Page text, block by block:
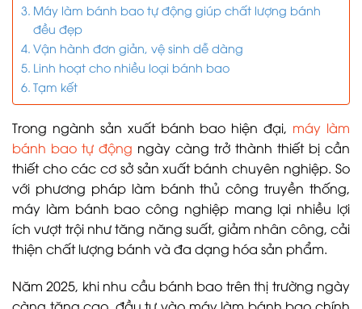
Máy làm bánh bao tự động giúp chất lượng bánh
đều đẹp
Vận hành đơn giản, vệ sinh dễ dàng
Linh hoạt cho nhiều loại bánh bao
Tạm kết
Trong ngành sản xuất bánh bao hiện đại, máy làm
bánh bao tự động ngày càng trở thành thiết bị cần
thiết cho các cơ sở sản xuất bánh chuyên nghiệp. So
với phương pháp làm bánh thủ công truyền thống,
máy làm bánh bao công nghiệp mang lại nhiều lợi
ích vượt trội như tăng năng suất, giảm nhân công, cải
thiện chất lượng bánh và đa dạng hóa sản phẩm.
Năm 2025, khi nhu cầu bánh bao trên thị trường ngày
càng tăng cao, đầu tư vào máy làm bánh bao chính